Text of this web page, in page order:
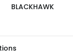
BLACKHAWK